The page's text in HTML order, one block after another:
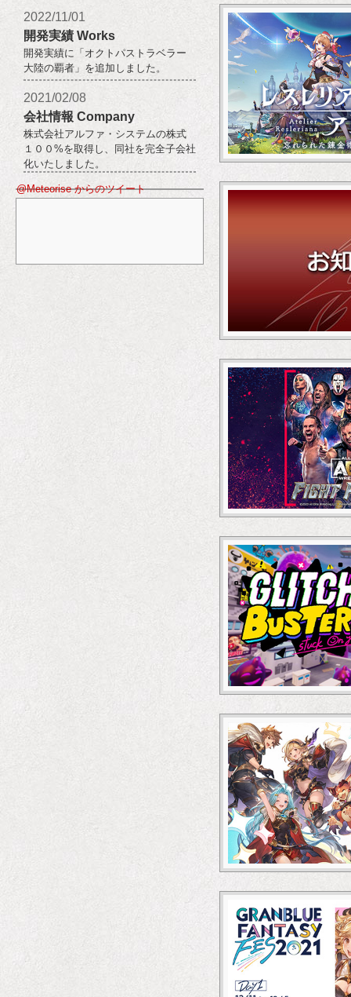
2022/11/01
開発実績 Works
開発実績に「オクトパストラベラー
大陸の覇者」を追加しました。
2021/02/08
会社情報 Company
株式会社アルファ・システムの株式
１００%を取得し、同社を完全子会社
化いたしました。
@Meteorise からのツイート